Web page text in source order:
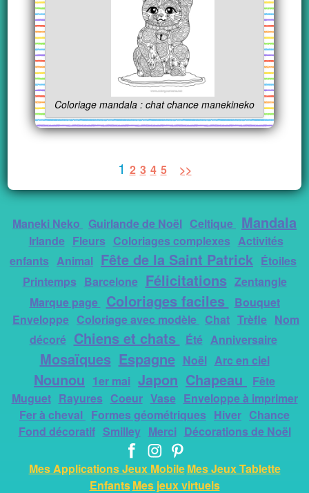
Coloriage mandala : chat chance manekineko
1 2 3 4 5 >>
Maneki Neko Guirlande de Noël Celtique Mandala
Irlande Fleurs Coloriages complexes Activités
enfants Animal Fête de la Saint Patrick Étoiles
Printemps Barcelone Félicitations Zentangle
Marque page Coloriages faciles
Bouquet
Enveloppe Coloriage avec modèle Chat Trèfle Nom
décoré Chiens et chats Été Anniversaire
Mosaïques Espagne Noël Arc en ciel
Nounou 1er mai Japon Chapeau
Fête
Muguet Rayures Coeur Vase Enveloppe à imprimer
Fer à cheval Formes géométriques Hiver Chance
Fond décoratif Smilley Merci Décorations de Noël
Mes Applications Jeux MobileMes Jeux Tablette
EnfantsMes jeux virtuels